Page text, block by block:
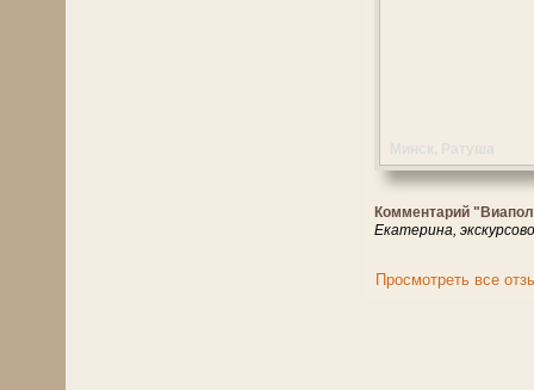
Комментарий
Екатерина,
Просмотреть все